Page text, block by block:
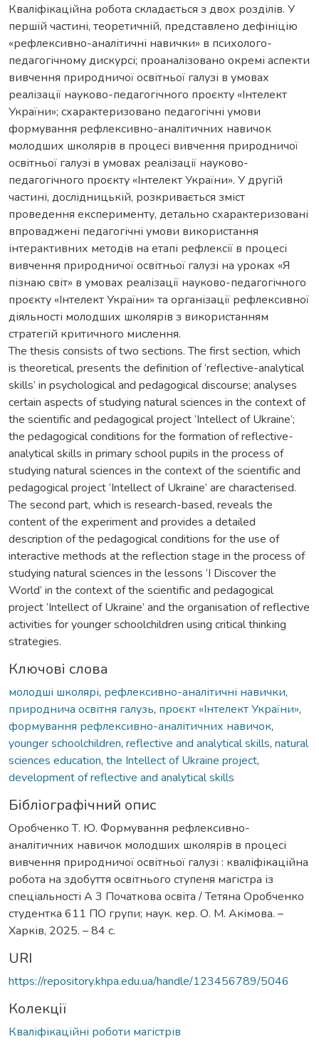
Кваліфікаційна робота складається з двох розділів. У
першій частині, теоретичній, представлено дефініцію
«рефлексивно-аналітичні навички» в психолого-
педагогічному дискурсі; проаналізовано окремі аспекти
вивчення природничої освітньої галузі в умовах
реалізації науково-педагогічного проєкту «Інтелект
України»; схарактеризовано педагогічні умови
формування рефлексивно-аналітичних навичок
молодших школярів в процесі вивчення природничої
освітньої галузі в умовах реалізації науково-
педагогічного проєкту «Інтелект України». У другій
частині, дослідницькій, розкривається зміст
проведення експерименту, детально схарактеризовані
впроваджені педагогічні умови використання
інтерактивних методів на етапі рефлексії в процесі
вивчення природничої освітньої галузі на уроках «Я
пізнаю світ» в умовах реалізації науково-педагогічного
проєкту «Інтелект України» та організації рефлексивної
діяльності молодших школярів з використанням
стратегій критичного мислення.
The thesis consists of two sections. The first section, which
is theoretical, presents the definition of ‘reflective-analytical
skills’ in psychological and pedagogical discourse; analyses
certain aspects of studying natural sciences in the context of
the scientific and pedagogical project ‘Intellect of Ukraine’;
the pedagogical conditions for the formation of reflective-
analytical skills in primary school pupils in the process of
studying natural sciences in the context of the scientific and
pedagogical project ‘Intellect of Ukraine’ are characterised.
The second part, which is research-based, reveals the
content of the experiment and provides a detailed
description of the pedagogical conditions for the use of
interactive methods at the reflection stage in the process of
studying natural sciences in the lessons ‘I Discover the
World’ in the context of the scientific and pedagogical
project ‘Intellect of Ukraine’ and the organisation of reflective
activities for younger schoolchildren using critical thinking
strategies.
Ключові слова
молодші школярі, рефлексивно-аналітичні навички,
природнича освітня галузь, проєкт «Інтелект України»,
формування рефлексивно-аналітичних навичок,
younger schoolchildren, reflective and analytical skills, natural
sciences education, the Intellect of Ukraine project,
development of reflective and analytical skills
Бібліографічний опис
Оробченко Т. Ю. Формування рефлексивно-
аналітичних навичок молодших школярів в процесі
вивчення природничої освітньої галузі : кваліфікаційна
робота на здобуття освітнього ступеня магістра із
спеціальності А 3 Початкова освіта / Тетяна Оробченко
студентка 611 ПО групи; наук. кер. О. М. Акімова. –
Харків, 2025. – 84 с.
URI
https://repository.khpa.edu.ua/handle/123456789/5046
Колекції
Кваліфікаційні роботи магістрів